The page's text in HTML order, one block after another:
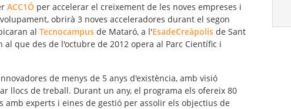
ACC1Ó per accelerar el creixement de les noves empreses i
obrirà 3 noves acceleradores durant el segon
al Tecnocampus de Mataró, a l'EsadeCreàpolis de Sant
al que des de l'octubre de 2012 opera al Parc Científic i
de menys de 5 anys d'existència, amb visió
llocs de treball. Durant un any, el programa els ofereix 80
amb experts i eines de gestió per assolir els objectius de